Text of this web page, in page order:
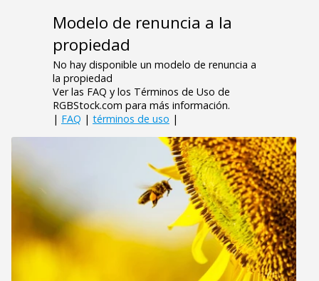
Modelo de renuncia a la
propiedad
No hay disponible un modelo de renuncia a
la propiedad
Ver las FAQ y los Términos de Uso de
RGBStock.com para más información.
| FAQ | términos de uso |